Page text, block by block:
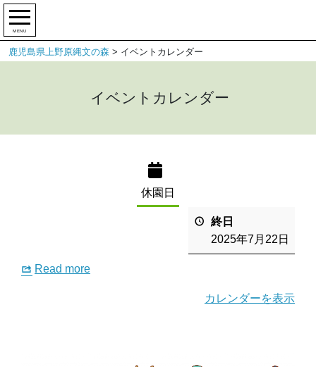
MENU
鹿児島県上野原縄文の森 > イベントカレンダー
イベントカレンダー
休園日
終日
2025年7月22日
Read more
カレンダーを表示